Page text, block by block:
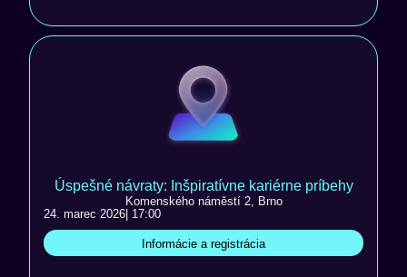
Úspešné návraty: Inšpiratívne kariérne príbehy
Komenského náměstí 2, Brno
24. marec 2026 | 17:00
Informácie a registrácia